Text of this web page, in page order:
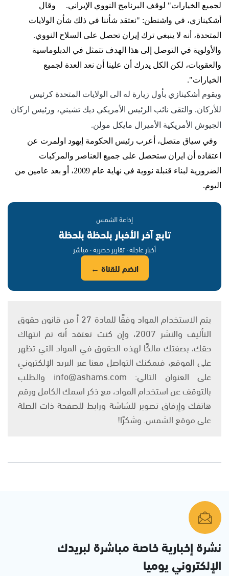
لجميع الخيارات" لوقف البرنامج النووي الإيراني.
وقال
أشكينازي، في واشنطن: "نعتقد شأننا في ذلك شأن الولايات
المتحدة، أنه لا ينبغي ترك إيران تحصل على السلاح النووي.
والأولوية في التوصل إلى هذا الهدف تتمثل في الدبلوماسية
والعقوبات، لكن الكل يدرك أن علينا أن نعد العدة لجميع
الخيارات".
ويقوم أشكينازي بأول زيارة له الى الولايات المتحدة كرئيس
للأركان. والتقى نائب الرئيس الأمريكي ديك تشيني، ورئيس اركان
الجيوش الأمريكية الأميرال مايكل مولن.
وفي سياق متصل، أعرب رئيس الحكومة إيهود اولمرت عن
اعتقاده أن ايران ستحصل على جميع العناصر والمركبات
الضرورية لبناء قنبلة نووية في نهاية عام 2009، أو بعد عامين من
اليوم.
إذاعة الشمس
تابع آخر الأخبار بلحظة بلحظة
أخبار عاجلة · تقارير حصرية · مباشر
انضم للقناة ←
يتم الاستخدام المواد وفقًا للمادة 27 أ من قانون حقوق
التأليف والنشر 2007، وإن كنت تعتقد أنه تم انتهاك
حقك، بصفتك مالكًا لهذه الحقوق في المواد التي تظهر
على الموقع، فيمكنك التواصل معنا عبر البريد الإلكتروني
على العنوان التالي: info@ashams.com والطلب
بالتوقف عن استخدام المواد، مع ذكر اسمك الكامل ورقم
هاتفك وإرفاق تصوير للشاشة ورابط للصفحة ذات الصلة
على موقع الشمس. وشكرًا!
نشرة إخبارية خاصة مباشرة لبريدك
الإلكتروني يوميا